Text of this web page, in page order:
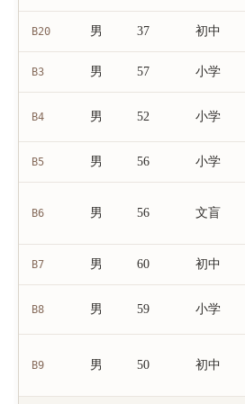
B20 男 37 初中
B3 男 57 小学
B4 男 52 小学
B5 男 56 小学
B6 男 56 文盲
B7 男 60 初中
B8 男 59 小学
B9 男 50 初中